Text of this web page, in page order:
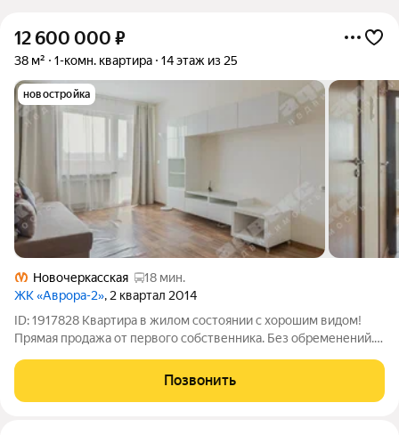
12 600 000 ₽
38 м² 1-комн. квартира 14 этаж из 25
новостройка
Новочеркасская
18 мин.
ЖК «Аврора-2», 2 квартал 2014
ID: 1917828 Квартира в жилом состоянии с хорошим видом!
Прямая продажа от первого собственника. Без обременений.
Позвонить